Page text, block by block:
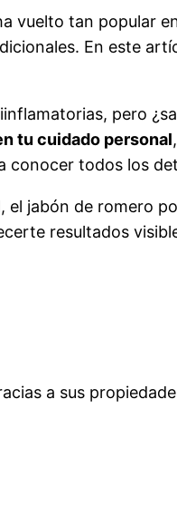
vuelto tan popular
En este
pero
tu cuidado personal
conocer todos los
jabón de romero
resultados
a sus